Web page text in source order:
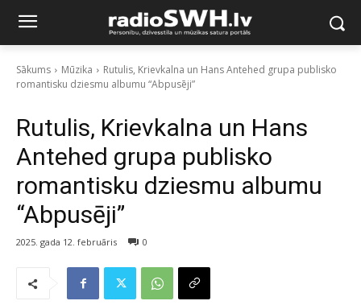
Sākums Mūzika
Rutulis, Krievkalna un Hans Antehed grupa publisko
romantisku dziesmu albumu “Abpusēji”
Rutulis, Krievkalna un Hans
Antehed grupa publisko
romantisku dziesmu albumu
“Abpusēji”
2025. gada 12. februāris 0